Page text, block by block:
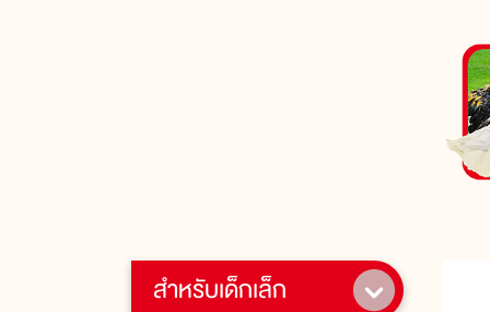
สำหรับเด็กเล็ก